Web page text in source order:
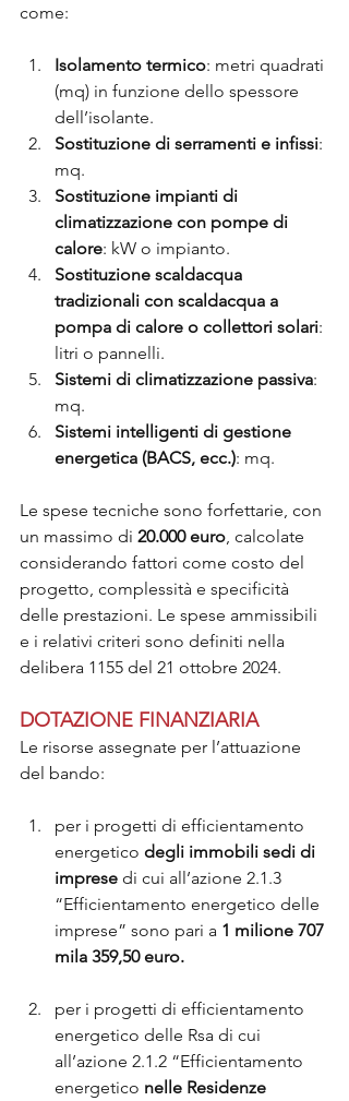
come:
Isolamento termico: metri quadrati
(mq) in funzione dello spessore
dell’isolante.
Sostituzione di serramenti e infissi:
mq.
Sostituzione impianti di
climatizzazione con pompe di
calore: kW o impianto.
Sostituzione scaldacqua
tradizionali con scaldacqua a
pompa di calore o collettori solari:
litri o pannelli.
Sistemi di climatizzazione passiva:
mq.
Sistemi intelligenti di gestione
energetica (BACS, ecc.): mq.
Le spese tecniche sono forfettarie, con
un massimo di 20.000 euro , calcolate
considerando fattori come costo del
progetto, complessità e specificità
delle prestazioni. Le spese ammissibili
e i relativi criteri sono definiti nella
delibera 1155 del 21 ottobre 2024.
DOTAZIONE FINANZIARIA
Le risorse assegnate per l’attuazione
del bando:
per i progetti di efficientamento
energetico degli immobili sedi di
imprese di cui all’azione 2.1.3
“Efficientamento energetico delle
imprese” sono pari a 1 milione 707
mila 359,50 euro.
per i progetti di efficientamento
energetico delle Rsa di cui
all’azione 2.1.2 “Efficientamento
energetico nelle Residenze